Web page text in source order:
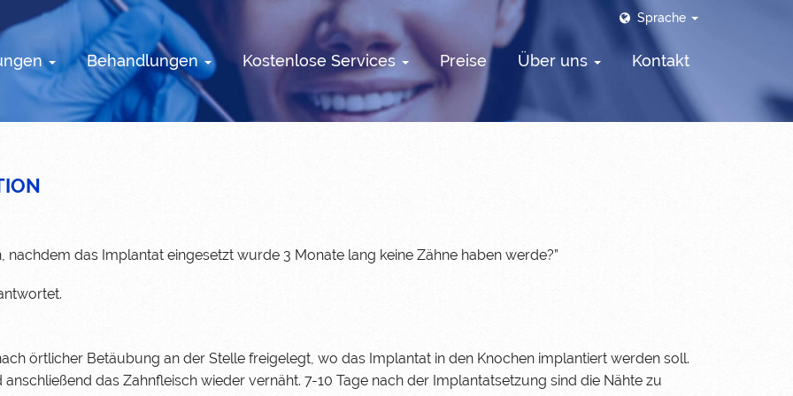
Sprache
Behandlungen Kostenlose Services Preise Über uns Kontakt
nachdem das Implantat eingesetzt wurde 3 Monate lang keine Zähne haben werde?”
örtlicher Betäubung an der Stelle freigelegt, wo das Implantat in den Knochen implantiert werden soll.
das Zahnfleisch wieder vernäht. 7-10 Tage nach der Implantatsetzung sind die Nähte zu